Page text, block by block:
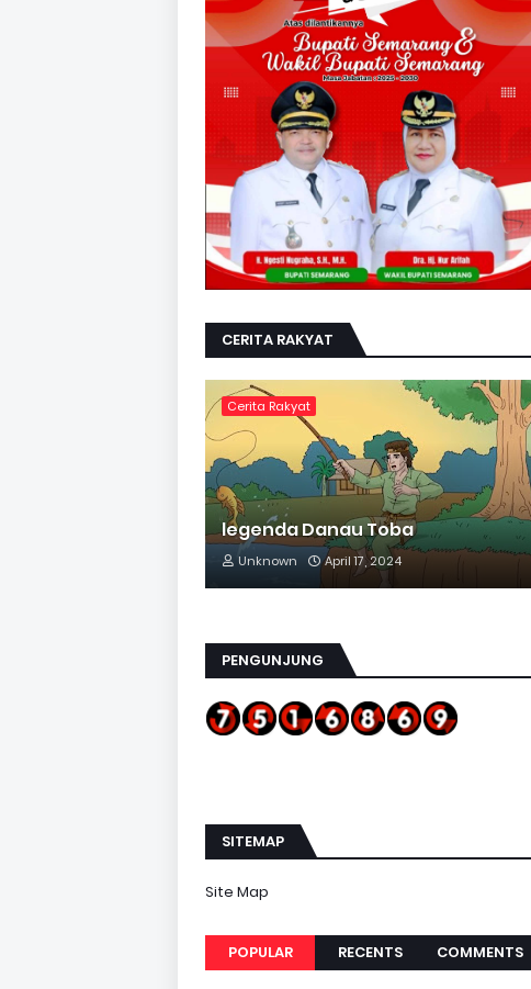
CERITA RAKYAT
Cerita Rakyat
legenda Danau Toba
Unknown April 17, 2024
PENGUNJUNG
SITEMAP
Site Map
POPULAR RECENTS COMMENTS